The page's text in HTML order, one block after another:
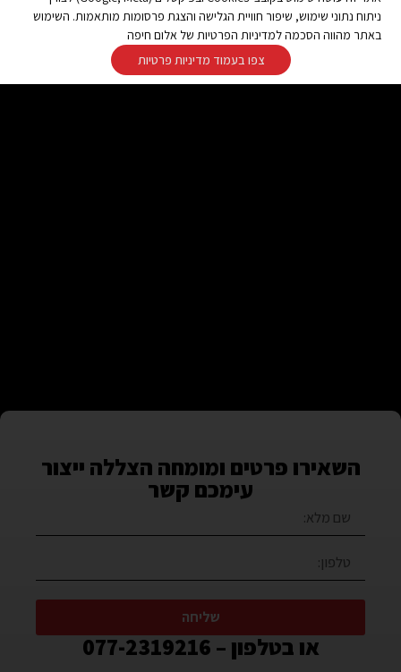
השאירו פרטים ומומחה הצללה ייצור
עימכם קשר
שליחה
או בטלפון – 077-2319216
ניתוח נתוני שימוש, שיפור חוויית הגלישה והצגת פרסומות מותאמות. השימוש
באתר מהווה הסכמה למדיניות הפרטיות של אלום חיפה
צפו בעמוד מדיניות פרטיות